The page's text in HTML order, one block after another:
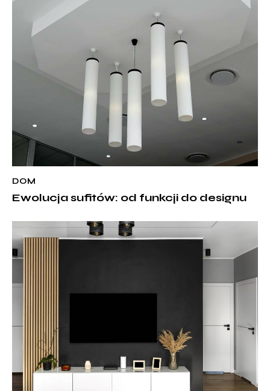
DOM
Ewolucja sufitów: od funkcji do designu